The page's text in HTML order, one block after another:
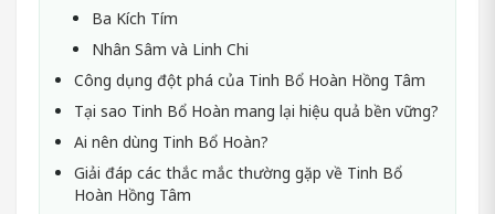
Ba Kích Tím
Nhân Sâm và Linh Chi
Công dụng đột phá của Tinh Bổ Hoàn Hồng Tâm
Tại sao Tinh Bổ Hoàn mang lại hiệu quả bền vững?
Ai nên dùng Tinh Bổ Hoàn?
Giải đáp các thắc mắc thường gặp về Tinh Bổ
Hoàn Hồng Tâm